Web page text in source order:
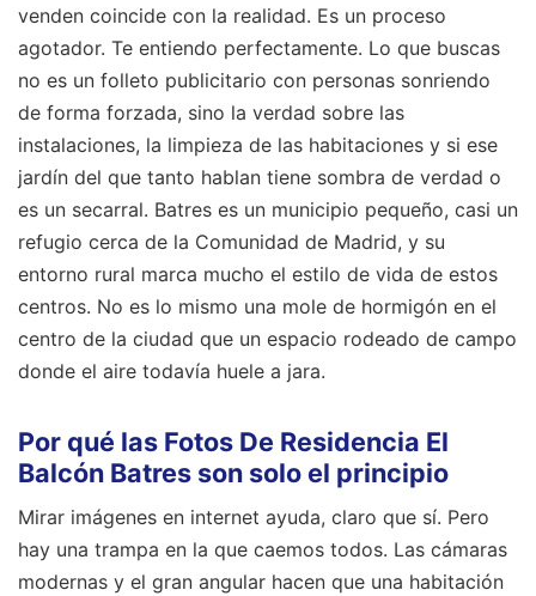
venden coincide con la realidad. Es un proceso
agotador. Te entiendo perfectamente. Lo que buscas
no es un folleto publicitario con personas sonriendo
de forma forzada, sino la verdad sobre las
instalaciones, la limpieza de las habitaciones y si ese
jardín del que tanto hablan tiene sombra de verdad o
es un secarral. Batres es un municipio pequeño, casi un
refugio cerca de la Comunidad de Madrid, y su
entorno rural marca mucho el estilo de vida de estos
centros. No es lo mismo una mole de hormigón en el
centro de la ciudad que un espacio rodeado de campo
donde el aire todavía huele a jara.
Por qué las Fotos De Residencia El
Balcón Batres son solo el principio
Mirar imágenes en internet ayuda, claro que sí. Pero
hay una trampa en la que caemos todos. Las cámaras
modernas y el gran angular hacen que una habitación